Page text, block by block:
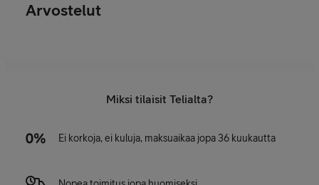
Arvostelut
Miksi tilaisit Telialta?
Ei korkoja, ei kuluja, maksuaikaa jopa 36 kuukautta